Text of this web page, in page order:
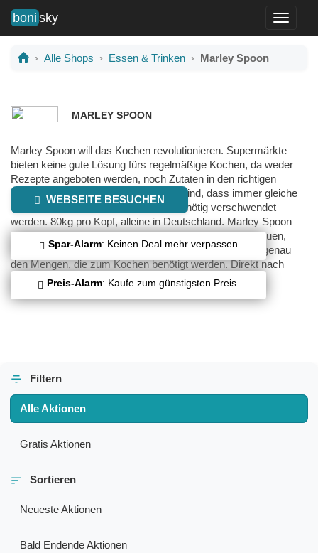
Toggle
boni sky
Alle Shops Essen & Trinken Marley Spoon
MARLEY SPOON
Marley Spoon will das Kochen revolutionieren. Supermärkte
bieten keine gute Lösung fürs regelmäßige Kochen, da weder
Rezepte angeboten werden, noch Zutaten in den richtigen
Einheiten zu kaufen sind. Die Folgen sind, dass immer gleiche
Gerichte gekocht und Lebensmittel unnötig verschwendet
werden. 80kg pro Kopf, alleine in Deutschland. Marley Spoon
bietet deswegen die Möglichkeit, jede Woche aus 40 neuen,
leckeren Rezepten zu wählen und liefert die Zutaten in genau
den Mengen, die zum Kochen benötigt werden. Direkt nach
Hause. Alle Zutaten werden auschließlich von sorgfältig
WEBSEITE BESUCHEN
Spar-Alarm: Keinen Deal mehr verpassen
Preis-Alarm: Kaufe zum günstigsten Preis
Filtern
Alle Aktionen
Gratis Aktionen
Sortieren
Neueste Aktionen
Bald Endende Aktionen